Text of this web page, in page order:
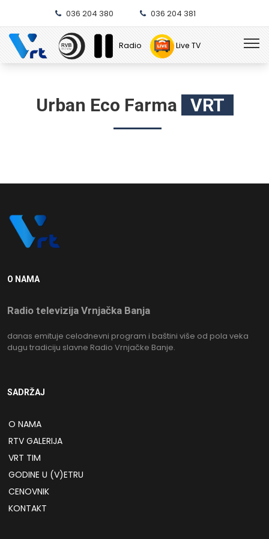
036 204 380 036 204 381
Radio Live TV
Urban Eco Farma VRT
O NAMA
Radio televizija Vrnjačka Banja
danas emituje celodnevni program i baštini više od pola veka
dugu tradiciju slavne Radio Vrnjačke Banje.
SADRŽAJ
O NAMA
RTV GALERIJA
VRT TIM
GODINE U (V)ETRU
CENOVNIK
KONTAKT